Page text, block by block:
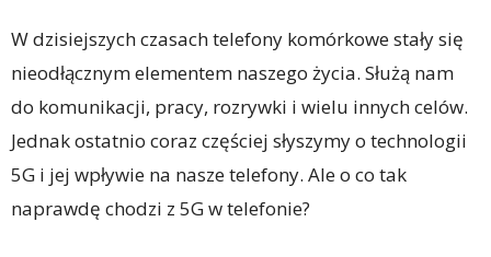
W dzisiejszych czasach telefony komórkowe stały się
nieodłącznym elementem naszego życia. Służą nam
do komunikacji, pracy, rozrywki i wielu innych celów.
Jednak ostatnio coraz częściej słyszymy o technologii
5G i jej wpływie na nasze telefony. Ale o co tak
naprawdę chodzi z 5G w telefonie?